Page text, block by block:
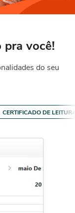
você!
do seu
CERTIFICADO DE